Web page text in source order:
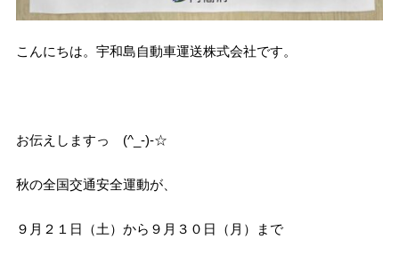
こんにちは。宇和島自動車運送株式会社です。
お伝えしますっ (^_-)-☆
秋の全国交通安全運動が、
９月２１日（土）から９月３０日（月）まで